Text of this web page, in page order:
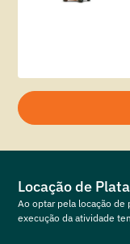
Locação de
Ao optar pela locação de
execução da atividade